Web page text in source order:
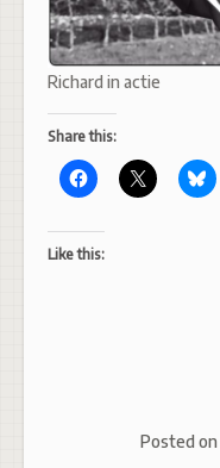
Richard in actie
Share this:
Like this:
Posted on